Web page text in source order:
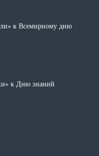
к Всемирному дню
к Дню знаний